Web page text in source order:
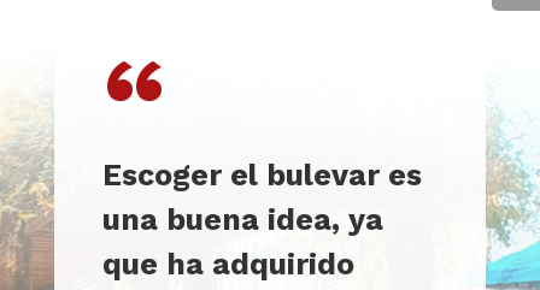
“
Escoger el bulevar es
una buena idea, ya
que ha adquirido